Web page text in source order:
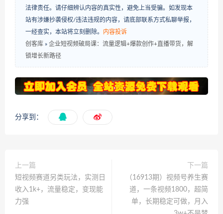
法律责任。请仔细辨认内容的真实性，避免上当受骗。如发现本
站有涉嫌抄袭侵权/违法违规的内容，请底部联系方式私聊举报，
一经查实，本站将立刻删除。 内容投诉
创客库 » 企业短视频破局课：流量逻辑+爆款创作+直播带货，解
锁增长新路径
分享到：
上一篇
短视频赛道另类玩法，实测日
收入1k+，流量稳定，变现能
力强
下一篇
（16913期）视频号养生赛
道，一条视频1800，超简
单，长期稳定可做，月入